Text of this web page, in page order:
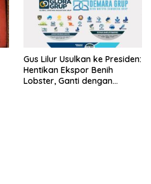
Gus Lilur Usulkan ke Presiden:
Hentikan Ekspor Benih
Lobster, Ganti dengan